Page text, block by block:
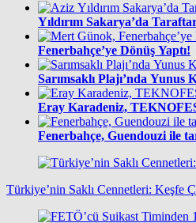
Yıldırım Sakarya’da
Fenerbahçe’ye Dönüş Yaptı!
Sarımsaklı Plajı’nda Yunus
Eray Karadeniz,
Fenerbahçe, Guendouzi ile
Türkiye’nin Saklı Cennetleri: Keşfe